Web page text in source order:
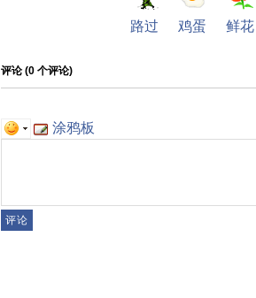
路过 鸡蛋 鲜花
评论 (0 个评论)
涂鸦板